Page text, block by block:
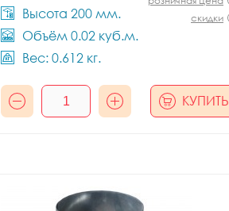
Высота 200 мм.
Объём 0.02 куб.м.
Вес: 0.612 кг.
скидки
КУПИТЬ